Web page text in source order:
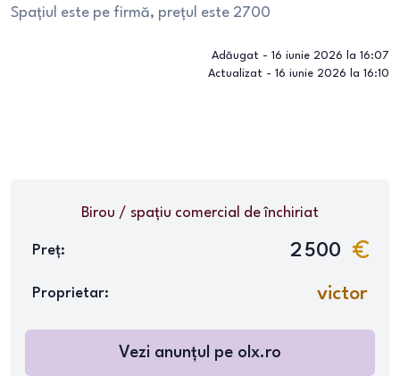
Spațiul este pe firmă, prețul este 2700
Adăugat - 16 iunie 2026 la 16:07
Actualizat - 16 iunie 2026 la 16:10
Birou / spațiu comercial de închiriat
Preț: 2 500
Proprietar: victor
Vezi anunțul pe olx.ro